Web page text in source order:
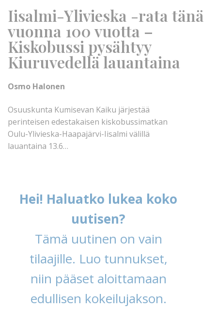
Iisalmi-Ylivieska -rata tänä
vuonna 100 vuotta –
Kiskobussi pysähtyy
Kiuruvedellä lauantaina
Osmo Halonen
Osuuskunta Kumisevan Kaiku järjestää
perinteisen edestakaisen kiskobussimatkan
Oulu-Ylivieska-Haapajärvi-Iisalmi välillä
lauantaina 13.6…
Hei! Haluatko lukea koko
uutisen?
Tämä uutinen on vain
tilaajille. Luo tunnukset,
niin pääset aloittamaan
edullisen kokeilujakson.